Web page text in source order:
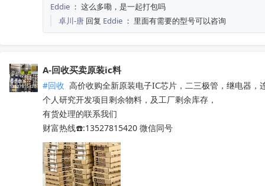
EMP8965-33VF05GRR  TA7291SG  QX201-C
LT8645SEV  SGM4553YN8G/TR
5V41285PGGI  10M16SAU169C8G  EPM570T100C5N
SY6874DBC  SY8063DBC  CS3818EO  SI4755
PL8332G  OB2734DCCPA-H  OB2009DACPA-D
SI4754C-A55-GMR  CD3313EO  AXOP34062C
QN8065  IR2011STRPBF  NSA2092
STM32L071RZH6  STM32G070RBT6
STM8S005K6T6   STM8S207R8T6
STM8L052R8T6   STM32G030C8T6
STM8S103F3P6TR  TPA3116D2DADR
TDA7786  TDA7786TR  TDA7786C
Eddie ： 这么多嘞，是一起打包吗
卓川-唐 回复 Eddie ： 里面有需要的型号可以咨询
A-回收买卖原装ic料
#回收 高价收购全新原装电子IC芯片，二三极管，继电器，
个人研究开发项目剩余物料，及工厂剩余库存，
有货处理的联系我们
财富热线☎️:13527815420 微信同号